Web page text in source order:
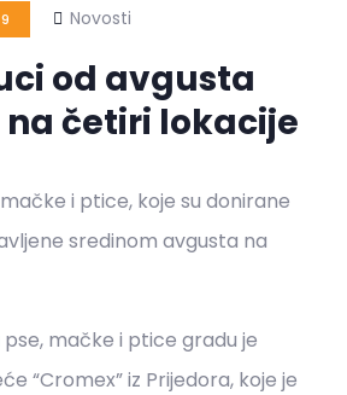
Novosti
od avgusta
četiri lokacije
i ptice, koje su donirane
sredinom avgusta na
mačke i ptice gradu je
“Cromex” iz Prijedora, koje je